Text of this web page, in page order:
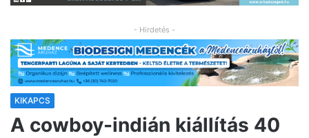
- Hirdetés -
KIKAPCS
A cowboy-indián kiállítás 40